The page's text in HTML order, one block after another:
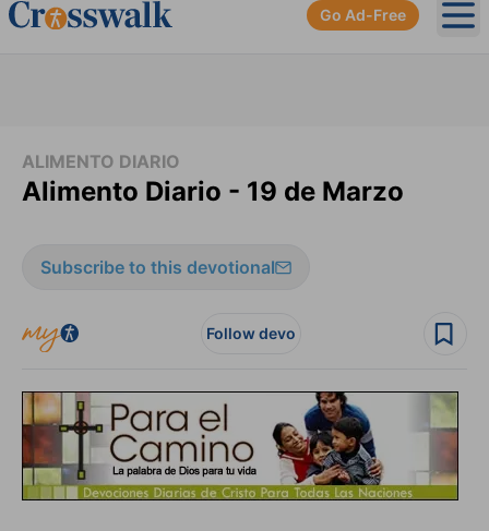
Go Ad-Free
ALIMENTO DIARIO
Alimento Diario - 19 de Marzo
Subscribe to this devotional
Follow devo